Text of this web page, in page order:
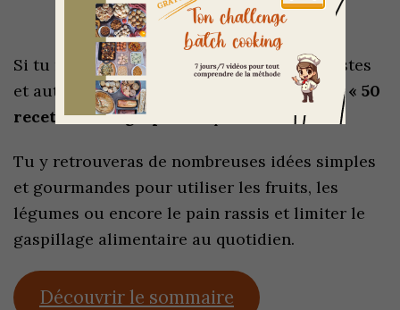
Si tu manques d’idées pour cuisiner les restes
et autres ingrédients abimés, alors l’ ebook « 50
recettes zéro gaspi »
Tu y retrouveras de nombreuses idées simples
et gourmandes pour utiliser les fruits, les
légumes ou encore le pain rassis et limiter le
gaspillage alimentaire au quotidien.
Découvrir le sommaire